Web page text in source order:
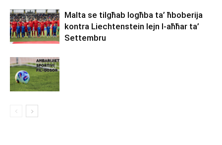
Malta se tilgħab logħba ta’ ħboberija
kontra Liechtenstein lejn l-aħħar ta’
Settembru